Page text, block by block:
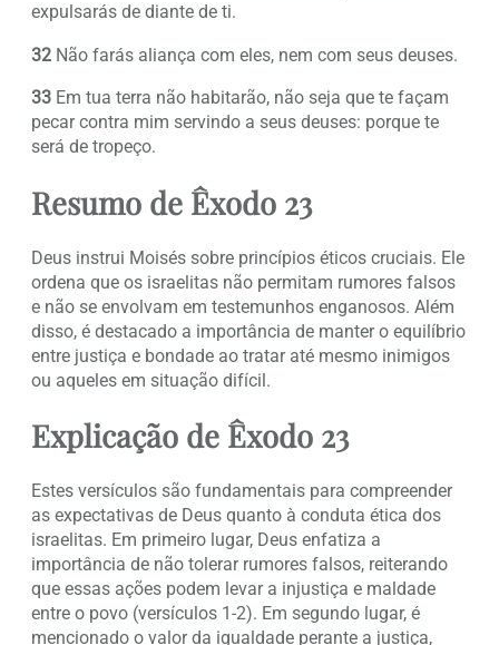
expulsarás de diante de ti.
32 Não farás aliança com eles, nem com seus deuses.
33 Em tua terra não habitarão, não seja que te façam
pecar contra mim servindo a seus deuses: porque te
será de tropeço.
Resumo de Êxodo 23
Deus instrui Moisés sobre princípios éticos cruciais. Ele
ordena que os israelitas não permitam rumores falsos
e não se envolvam em testemunhos enganosos. Além
disso, é destacado a importância de manter o equilíbrio
entre justiça e bondade ao tratar até mesmo inimigos
ou aqueles em situação difícil.
Explicação de Êxodo 23
Estes versículos são fundamentais para compreender
as expectativas de Deus quanto à conduta ética dos
israelitas. Em primeiro lugar, Deus enfatiza a
importância de não tolerar rumores falsos, reiterando
que essas ações podem levar a injustiça e maldade
entre o povo (versículos 1-2). Em segundo lugar, é
mencionado o valor da igualdade perante a justiça,